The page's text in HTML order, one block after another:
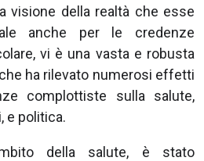
visione della realtà che esse
anche per le credenze
vi è una vasta e robusta
ha rilevato numerosi effetti
complottiste sulla salute,
e politica.
della salute, è stato